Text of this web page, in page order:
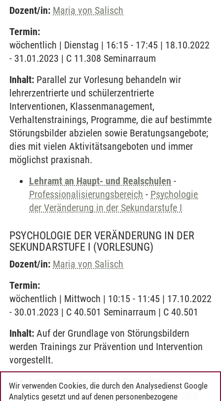
Dozent/in: Maria von Salisch
Termin:
wöchentlich | Dienstag | 16:15 - 17:45 | 18.10.2022
- 31.01.2023 | C 11.308 Seminarraum
Inhalt: Parallel zur Vorlesung behandeln wir
lehrerzentrierte und schülerzentrierte
Interventionen, Klassenmanagement,
Verhaltenstrainings, Programme, die auf bestimmte
Störungsbilder abzielen sowie Beratungsangebote;
dies mit vielen Aktivitätsangeboten und immer
möglichst praxisnah.
Lehramt an Haupt- und Realschulen -
Professionalisierungsbereich - Psychologie
der Veränderung in der Sekundarstufe I
PSYCHOLOGIE DER VERÄNDERUNG IN DER
SEKUNDARSTUFE I (VORLESUNG)
Dozent/in: Maria von Salisch
Termin:
wöchentlich | Mittwoch | 10:15 - 11:45 | 17.10.2022
- 30.01.2023 | C 40.501 Seminarraum | C 40.501
Inhalt: Auf der Grundlage von Störungsbildern
werden Trainings zur Prävention und Intervention
vorgestellt.
Lehramt an Haupt- und Realschulen-
Professionalisierungsbereich-Psychologie
Wir verwenden Cookies, die durch den Analysedienst Google
Analytics gesetzt und auf denen personenbezogene